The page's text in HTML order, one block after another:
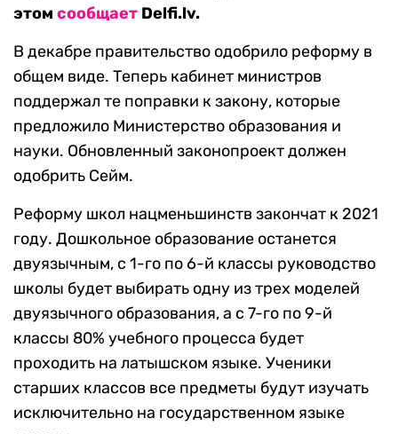
этом сообщает Delfi.lv.
В декабре правительство одобрило реформу в
общем виде. Теперь кабинет министров
поддержал те поправки к закону, которые
предложило Министерство образования и
науки. Обновленный законопроект должен
одобрить Сейм.
Реформу школ нацменьшинств закончат к 2021
году. Дошкольное образование останется
двуязычным, с 1-го по 6-й классы руководство
школы будет выбирать одну из трех моделей
двуязычного образования, а с 7-го по 9-й
классы 80% учебного процесса будет
проходить на латышском языке. Ученики
старших классов все предметы будут изучать
исключительно на государственном языке